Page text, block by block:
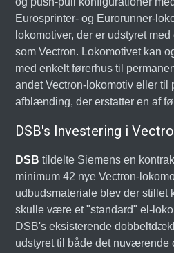
Eurosprinter- og Eurorunner-
lokomotiver, der er udstyret
som Vectron. Lokomotivet kan
med enkelt førerhus til
andet Vectron-lokomotiv eller til
afblænding, der erstatter en af
DSB's Investering i
DSB tildelte Siemens en
minimum 42 nye Vectron-
udbudsmateriale blev der stillet
skulle være et "standard" el-
DSB's eksisterende
udstyret til både det nuværende